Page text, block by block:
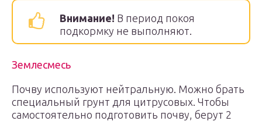
Внимание! В период покоя
подкормку не выполняют.
Землесмесь
Почву используют нейтральную. Можно брать
специальный грунт для цитрусовых. Чтобы
самостоятельно подготовить почву, берут 2